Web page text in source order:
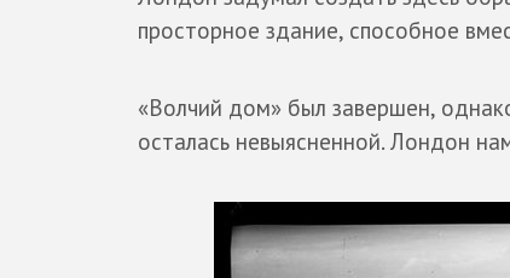
просторное здание, способное
«Волчий дом» был завершен,
осталась невыясненной. Лондон